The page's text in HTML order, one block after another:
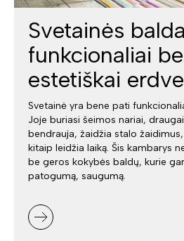
Svetainės
funkcionaliai
estetiškai
Svetainė yra bene pati
Joje buriasi šeimos nariai,
bendrauja, žaidžia stalo
kitaip leidžia laiką. Šis kambarys
be geros kokybės baldų, kurie
patogumą, saugumą.